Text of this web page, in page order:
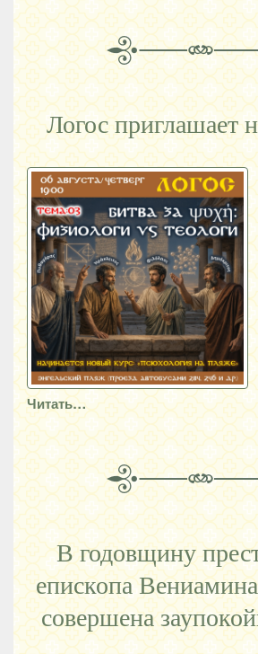
Логос приглашает
Читать…
В годовщину
епископа
совершена